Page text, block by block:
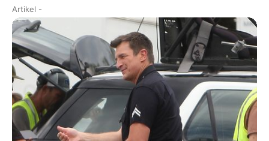
Artikel -